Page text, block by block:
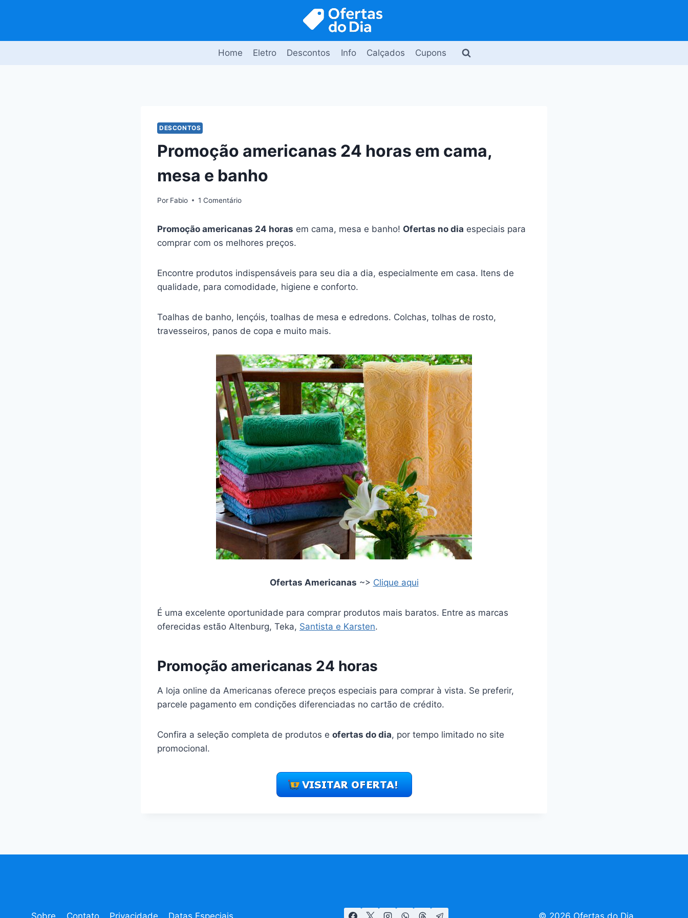
Home Eletro Descontos Info Calçados Cupons
DESCONTOS
Promoção americanas 24 horas em cama,
mesa e banho
Por Fabio 1 Comentário
Promoção americanas 24 horas em cama, mesa e banho! Ofertas no dia especiais para
comprar com os melhores preços.
Encontre produtos indispensáveis para seu dia a dia, especialmente em casa. Itens de
qualidade, para comodidade, higiene e conforto.
Toalhas de banho, lençóis, toalhas de mesa e edredons. Colchas, tolhas de rosto,
travesseiros, panos de copa e muito mais.
Ofertas Americanas ~> Clique aqui
É uma excelente oportunidade para comprar produtos mais baratos. Entre as marcas
oferecidas estão Altenburg, Teka, Santista e Karsten.
Promoção americanas 24 horas
A loja online da Americanas oferece preços especiais para comprar à vista. Se preferir,
parcele pagamento em condições diferenciadas no cartão de crédito.
Confira a seleção completa de produtos e ofertas do dia, por tempo limitado no site
promocional.
Sobre Contato Privacidade Datas Especiais © 2026 Ofertas do Dia